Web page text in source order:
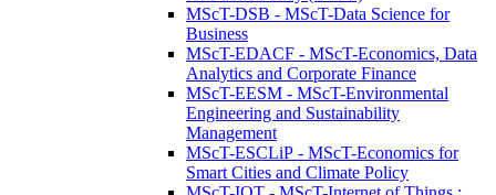
MScT-DSB - MScT-Data Science for
Business
MScT-EDACF - MScT-Economics, Data
Analytics and Corporate Finance
MScT-EESM - MScT-Environmental
Engineering and Sustainability
Management
MScT-ESCLiP - MScT-Economics for
Smart Cities and Climate Policy